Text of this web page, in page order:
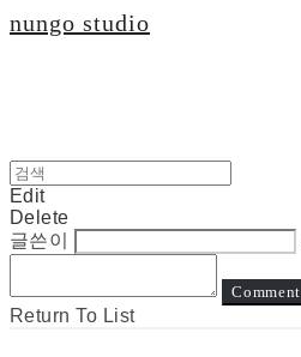
nungo studio
Edit
Delete
글쓴이
Comment
Return To List